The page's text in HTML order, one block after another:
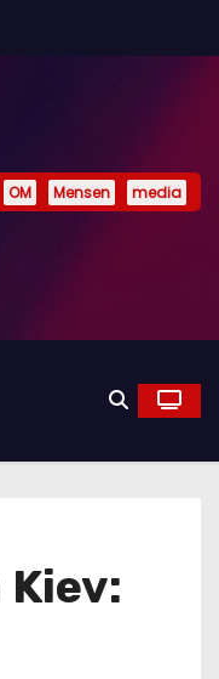
OM Mensen media